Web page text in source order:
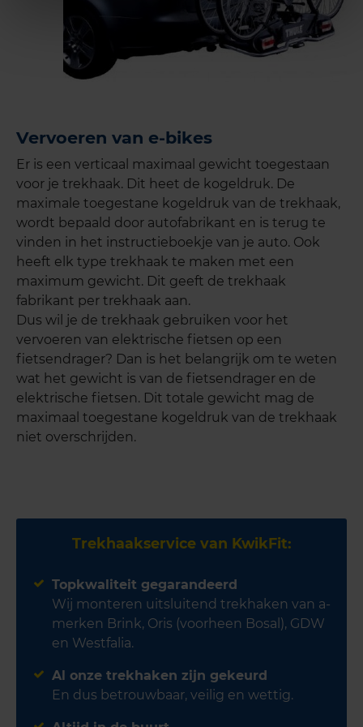
Vervoeren van e-bikes
Er is een verticaal maximaal gewicht toegestaan
voor je trekhaak. Dit heet de kogeldruk. De
maximale toegestane kogeldruk van de trekhaak,
wordt bepaald door autofabrikant en is terug te
vinden in het instructieboekje van je auto. Ook
heeft elk type trekhaak te maken met een
maximum gewicht. Dit geeft de trekhaak
fabrikant per trekhaak aan.
Dus wil je de trekhaak gebruiken voor het
vervoeren van elektrische fietsen op een
fietsendrager? Dan is het belangrijk om te weten
wat het gewicht is van de fietsendrager en de
elektrische fietsen. Dit totale gewicht mag de
maximaal toegestane kogeldruk van de trekhaak
niet overschrijden.
Trekhaakservice van KwikFit:
Topkwaliteit gegarandeerd
Wij monteren uitsluitend trekhaken van a-
merken Brink, Oris (voorheen Bosal), GDW
en Westfalia.
Al onze trekhaken zijn gekeurd
En dus betrouwbaar, veilig en wettig.